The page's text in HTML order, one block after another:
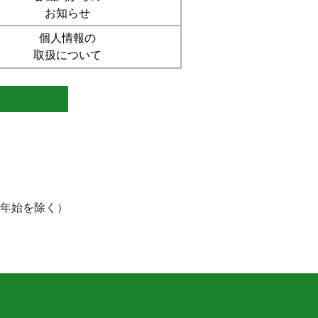
お知らせ
個人情報の
取扱について
始を除く）